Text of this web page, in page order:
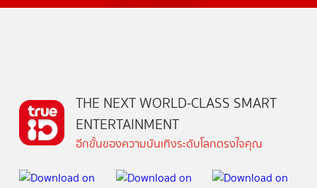
THE NEXT WORLD-CLASS SMART
ENTERTAINMENT
อีกขั้นของความบันเทิงระดับโลกตรงใจคุณ